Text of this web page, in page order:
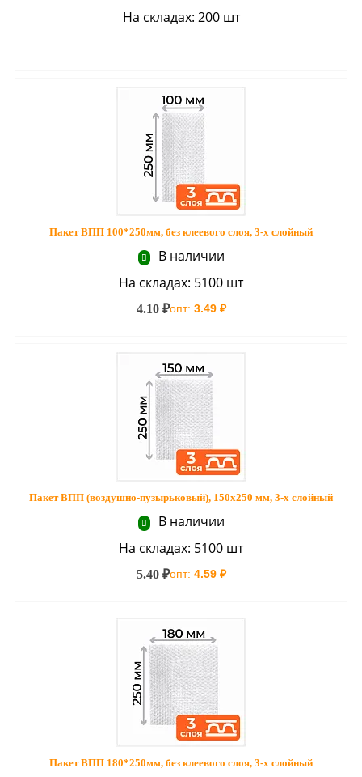
На складах: 200 шт
Пакет ВПП 100*250мм, без клеевого слоя, 3-х слойный
В наличии
На складах: 5100 шт
4.10 ₽опт: 3.49 ₽
Пакет ВПП (воздушно-пузырьковый), 150х250 мм, 3-х слойный
В наличии
На складах: 5100 шт
5.40 ₽опт: 4.59 ₽
Пакет ВПП 180*250мм, без клеевого слоя, 3-х слойный